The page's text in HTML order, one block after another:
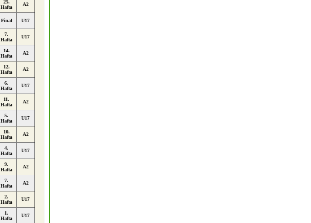
25.
Hafta
A2
Final U17
7.
Hafta
U17
14.
Hafta
A2
12.
Hafta
A2
6.
Hafta
U17
11.
Hafta
A2
5.
Hafta
U17
10.
Hafta
A2
4.
Hafta
U17
9.
Hafta
A2
7.
Hafta
A2
2.
Hafta
U17
1.
Hafta
U17